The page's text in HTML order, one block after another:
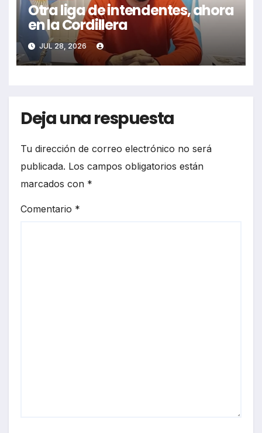
Otra liga de intendentes, ahora
en la Cordillera
JUL 28, 2026
Deja una respuesta
Tu dirección de correo electrónico no será
publicada. Los campos obligatorios están
marcados con *
Comentario *